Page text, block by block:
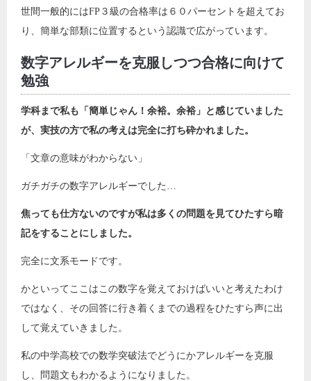
世間一般的にはFP３級の合格率は６０パーセントを超えてお
り、簡単な部類に位置するという認識で広がっています。
数字アレルギーを克服しつつ合格に向けて
勉強
学科まで私も「簡単じゃん！余裕。余裕」と感じていました
が、実技の方で私の考えは完全に打ち砕かれました。
「文章の意味がわからない」
ガチガチの数字アレルギーでした…
焦っても仕方ないのですが私は多くの問題を見てひたすら暗
記をすることにしました。
完全に文系モードです。
かといってここはこの数字を覚えておけばいいと考えたわけ
ではなく、その回答に行き着くまでの過程をひたすら声に出
して覚えていきました。
私の中学高校での数学突破法でどうにかアレルギーを克服
し、問題文もわかるようになりました。